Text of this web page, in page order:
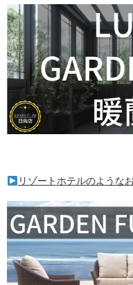
リゾートホテルのような